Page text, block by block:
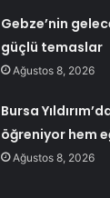
Gebze’nin
güçlü temaslar
Ağustos 8, 2026
Bursa
öğreniyor hem
Ağustos 8, 2026